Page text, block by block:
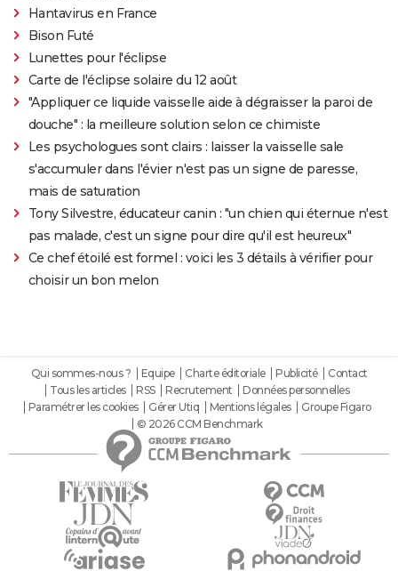
Hantavirus en France
Bison Futé
Lunettes pour l'éclipse
Carte de l'éclipse solaire du 12 août
"Appliquer ce liquide vaisselle aide à dégraisser la paroi de
douche" : la meilleure solution selon ce chimiste
Les psychologues sont clairs : laisser la vaisselle sale
s'accumuler dans l'évier n'est pas un signe de paresse,
mais de saturation
Tony Silvestre, éducateur canin : "un chien qui éternue n'est
pas malade, c'est un signe pour dire qu'il est heureux"
Ce chef étoilé est formel : voici les 3 détails à vérifier pour
choisir un bon melon
Qui sommes-nous ? Equipe Charte éditoriale Publicité
Contact
Tous les articles
RSS Recrutement
Données personnelles
Paramétrer les cookies
Gérer Utiq Mentions légales
Groupe Figaro
© 2026 CCM Benchmark